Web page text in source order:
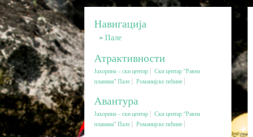
Навигација
Пале
Атрактивности
Јахорина – ски центар
Ски центар “Равна
планина” Пале
Романијске пећине
Авантура
Јахорина – ски центар
Ски центар “Равна
планина” Пале
Романијске пећине